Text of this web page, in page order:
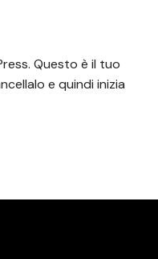
Questo è il tuo
e quindi inizia